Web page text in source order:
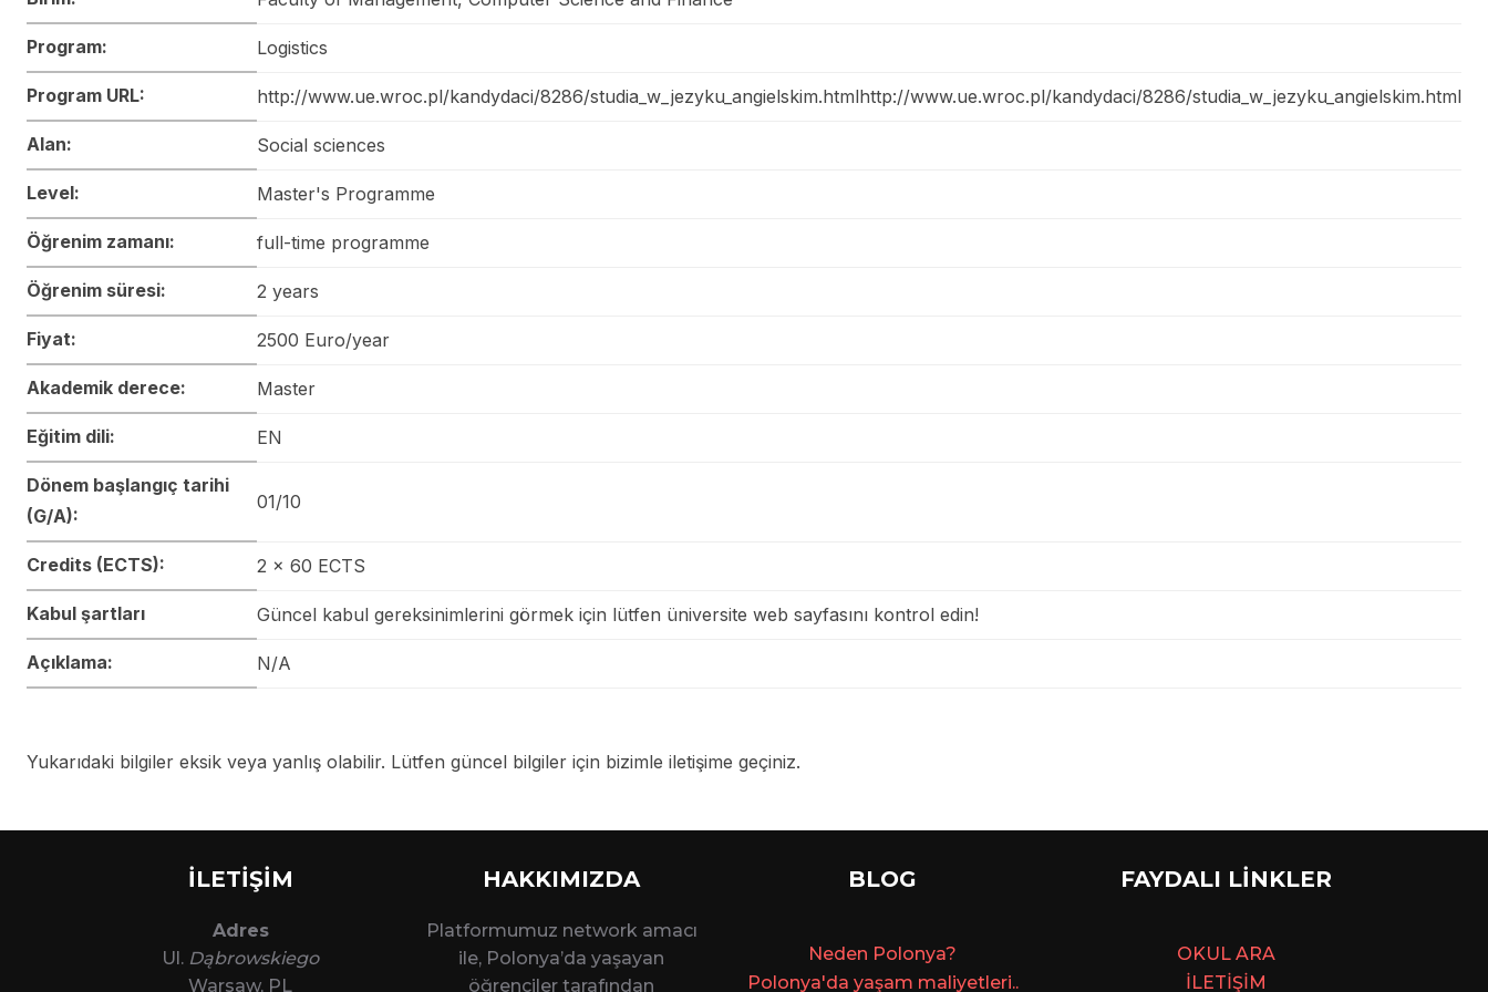
Program: Logistics
Program URL: http://www.ue.wroc.pl/kandydaci/8286/studia_w_jezyku_angielskim.htmlhttp://www.ue.wroc.pl/kandydaci/8286/studia_w_jezyku_angielskim.html
Alan: Social sciences
Level: Master's Programme
Öğrenim zamanı: full-time programme
Öğrenim süresi: 2 years
Fiyat: 2500 Euro/year
Akademik derece: Master
Eğitim dili: EN
Dönem başlangıç tarihi
(G/A):
01/10
Credits (ECTS): 2 x 60 ECTS
Kabul şartları Güncel kabul gereksinimlerini görmek için lütfen üniversite web sayfasını kontrol edin!
Açıklama: N/A
Yukarıdaki bilgiler eksik veya yanlış olabilir. Lütfen güncel bilgiler için bizimle iletişime geçiniz.
İLETİŞİM
Adres
Ul. Dąbrowskiego
Warsaw, PL
HAKKIMIZDA
Platformumuz network amacı
ile, Polonya’da yaşayan
öğrenciler tarafından
BLOG
Neden Polonya?
Polonya'da yaşam maliyetleri..
FAYDALI LİNKLER
OKUL ARA
İLETİŞİM